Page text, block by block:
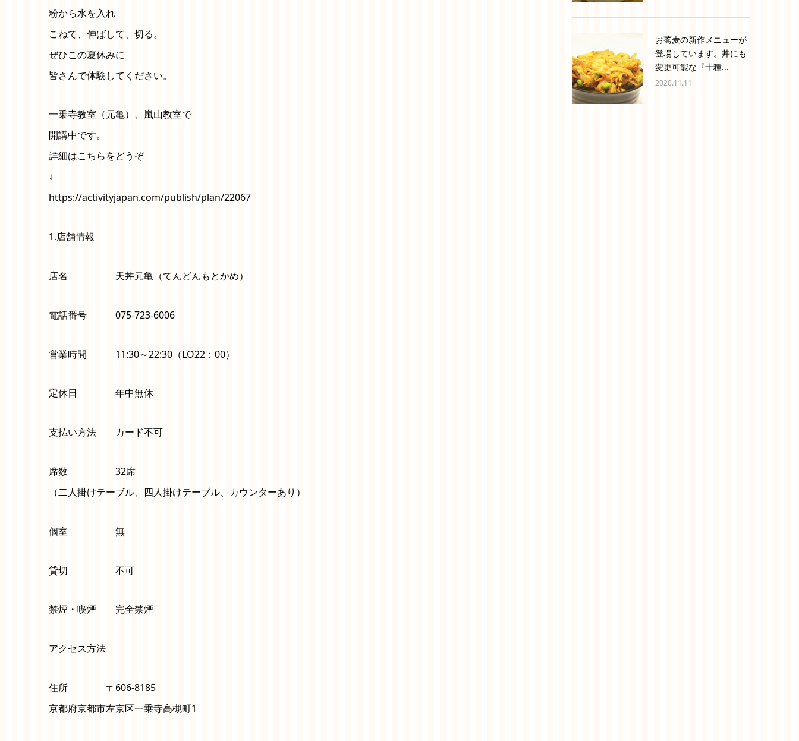
粉から水を入れ
こねて、伸ばして、切る。
ぜひこの夏休みに
皆さんで体験してください。
一乗寺教室（元亀）、嵐山教室で
開講中です。
詳細はこちらをどうぞ
↓
https://activityjapan.com/publish/plan/22067
1.店舗情報
店名 天丼元亀（てんどんもとかめ）
電話番号 075-723-6006
営業時間 11:30～22:30（LO22：00）
定休日 年中無休
支払い方法 カード不可
席数 32席
（二人掛けテーブル、四人掛けテーブル、カウンターあり）
個室 無
貸切 不可
禁煙・喫煙 完全禁煙
アクセス方法
住所 〒606-8185
京都府京都市左京区一乗寺高槻町1
お蕎麦の新作メニューが
登場しています。丼にも
変更可能な『十種...
2020.11.11